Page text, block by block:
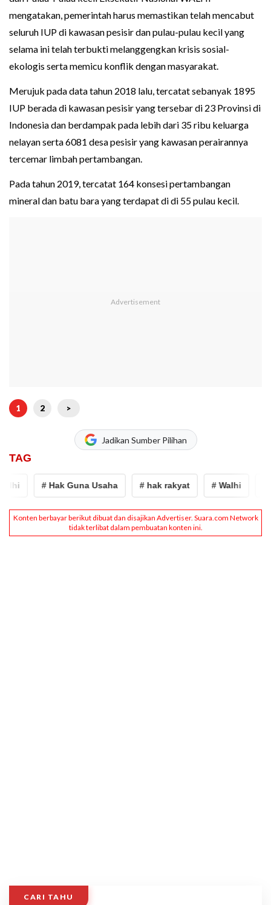
mengatakan, pemerintah harus memastikan telah mencabut
seluruh IUP di kawasan pesisir dan pulau-pulau kecil yang
selama ini telah terbukti melanggengkan krisis sosial-
ekologis serta memicu konflik dengan masyarakat.
Merujuk pada data tahun 2018 lalu, tercatat sebanyak 1895
IUP berada di kawasan pesisir yang tersebar di 23 Provinsi di
Indonesia dan berdampak pada lebih dari 35 ribu keluarga
nelayan serta 6081 desa pesisir yang kawasan perairannya
tercemar limbah pertambangan.
Pada tahun 2019, tercatat 164 konsesi pertambangan
mineral dan batu bara yang terdapat di di 55 pulau kecil.
1 2 >
Jadikan Sumber Pilihan
TAG
# Hak Guna Usaha # hak rakyat # Walhi
CARI TAHU